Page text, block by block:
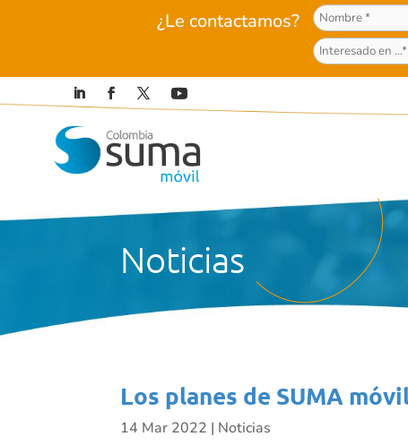
¿Le contactamos?
Noticias
Los planes de SUMA
14 Mar 2022 | Noticias